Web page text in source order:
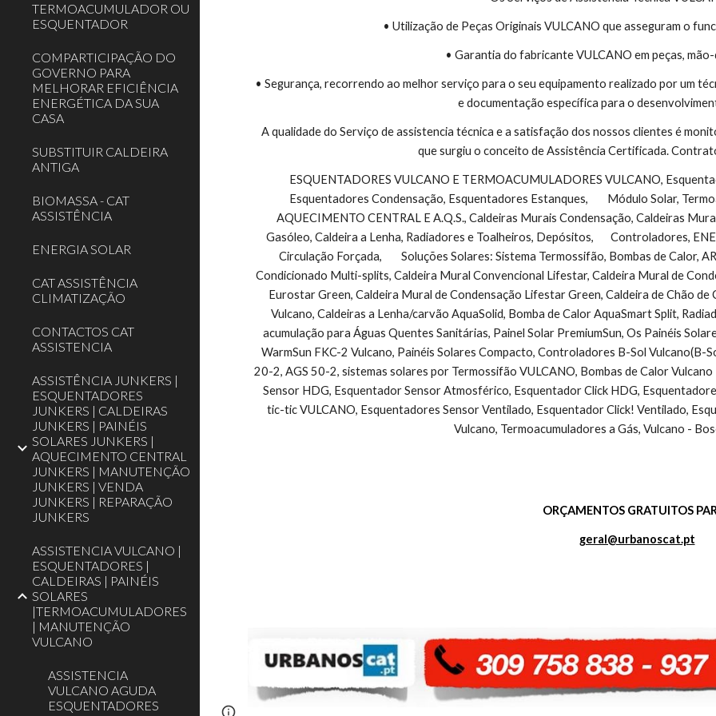
TERMOACUMULADOR OU
ESQUENTADOR
COMPARTICIPAÇÃO DO
GOVERNO PARA
MELHORAR EFICIÊNCIA
ENERGÉTICA DA SUA
CASA
SUBSTITUIR CALDEIRA
ANTIGA
BIOMASSA - CAT
ASSISTÊNCIA
ENERGIA SOLAR
CAT ASSISTÊNCIA
CLIMATIZAÇÃO
CONTACTOS CAT
ASSISTENCIA
ASSISTÊNCIA JUNKERS |
ESQUENTADORES
JUNKERS | CALDEIRAS
JUNKERS | PAINÉIS
SOLARES JUNKERS |
AQUECIMENTO CENTRAL
JUNKERS | MANUTENÇÃO
JUNKERS | VENDA
JUNKERS | REPARAÇÃO
JUNKERS
ASSISTENCIA VULCANO |
ESQUENTADORES |
CALDEIRAS | PAINÉIS
SOLARES
|TERMOACUMULADORES
| MANUTENÇÃO
VULCANO
ASSISTENCIA
VULCANO AGUDA
ESQUENTADORES
• Utilização de Peças Originais VULCANO que asseguram o
• Garantia do fabricante VULCANO em peças,
• Segurança, recorrendo ao melhor serviço para o seu equipamento realizado por um
e documentação específica para o
A qualidade do Serviço de assistencia técnica e a satisfação dos nossos clientes é
que surgiu o conceito de Assistência Certificada.
Esquentadores Condensação, Esquentadores Estanques,        Módulo Solar,
AQUECIMENTO CENTRAL E A.Q.S., Caldeiras Murais Condensação, Caldeiras
Gasóleo, Caldeira a Lenha, Radiadores e Toalheiros, Depósitos,       Controladores,
Circulação Forçada,        Soluções Solares: Sistema Termossifão, Bombas de
Condicionado Multi-splits, Caldeira Mural Convencional Lifestar, Caldeira Mural de
Eurostar Green, Caldeira Mural de Condensação Lifestar Green, Caldeira de Chão
Vulcano, Caldeiras a Lenha/carvão AquaSolid, Bomba de Calor AquaSmart Split,
acumulação para Águas Quentes Sanitárias, Painel Solar PremiumSun, Os Painéis
WarmSun FKC-2 Vulcano, Painéis Solares Compacto, Controladores B-Sol Vulcano(B-
20-2, AGS 50-2, sistemas solares por Termossifão VULCANO, Bombas de Calor
Sensor HDG, Esquentador Sensor Atmosférico, Esquentador Click HDG,
tic-tic VULCANO, Esquentadores Sensor Ventilado, Esquentador Click! Ventilado,
Vulcano, Termoacumuladores a Gás, Vulcano -
ORÇAMENTOS GRATUITOS
geral@urbanoscat.pt